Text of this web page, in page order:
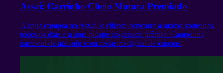
Assaí: Carrinho Cheio Motora Premiado
A cada compra no Assaí, o cliente concorre a motos sorteadas
todos os dias e a uma picape no grande prêmio. Campanha
nacional de atacado com cadastro digital de cupons.